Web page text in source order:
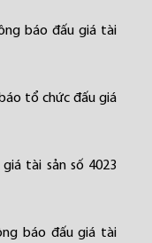
báo đấu giá tài
tổ chức đấu giá
tài sản số 4023
báo đấu giá tài